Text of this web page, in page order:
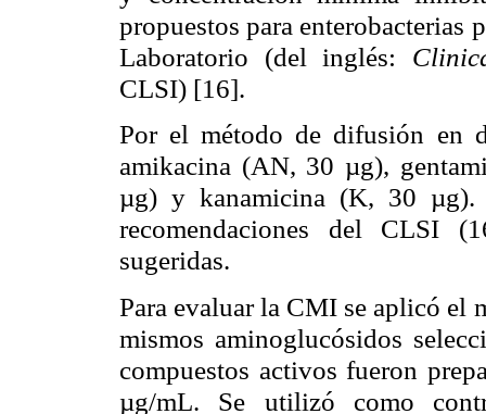
propuestos para
Laboratorio (del inglés:
CLSI) [16].
Por el método de difusión en
amikacina (AN, 30 µg),
µg) y kanamicina (K, 30 µg).
recomendaciones del CLSI
sugeridas.
Para evaluar la CMI se aplicó el
mismos aminoglucósidos
compuestos activos fueron
µg/mL. Se utilizó como